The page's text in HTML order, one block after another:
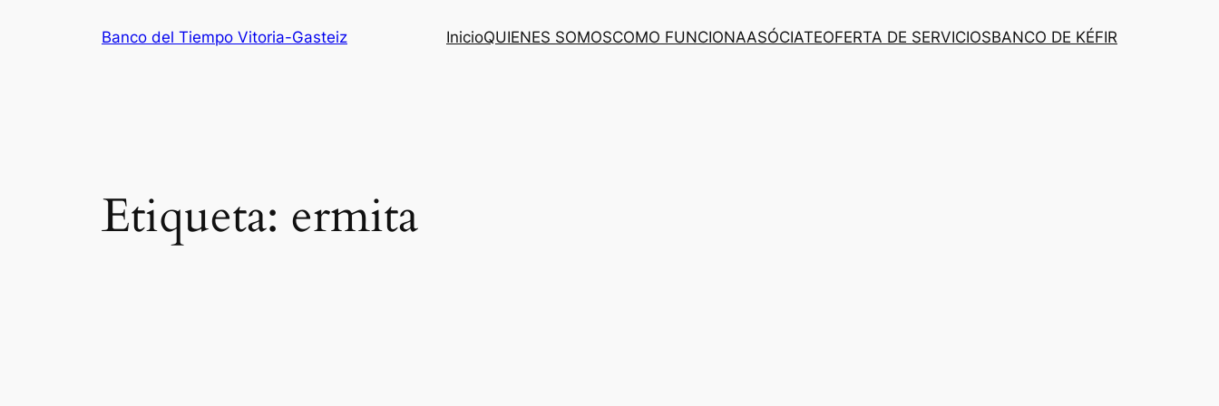
Banco del Tiempo Vitoria-Gasteiz InicioQUIENES SOMOSCOMO FUNCIONAASÓCIATEOFERTA DE SERVICIOSBANCO DE KÉFIR
Etiqueta: ermita